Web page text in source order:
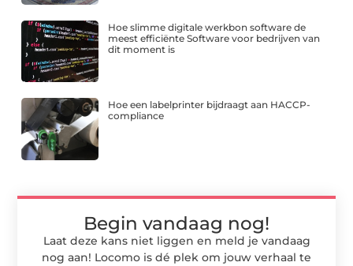
Hoe slimme digitale werkbon software de
meest efficiënte Software voor bedrijven van
dit moment is
Hoe een labelprinter bijdraagt aan HACCP-
compliance
Begin vandaag nog!
Laat deze kans niet liggen en meld je vandaag
nog aan! Locomo is dé plek om jouw verhaal te